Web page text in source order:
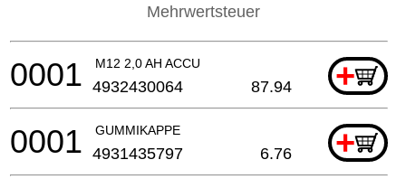
Mehrwertsteuer
M12 2,0 AH ACCU +
0001 4932430064 87.94
GUMMIKAPPE +
0001 4931435797 6.76